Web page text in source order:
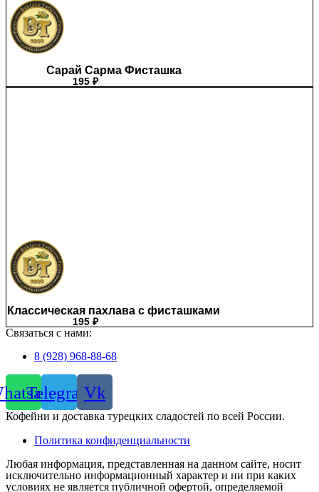
Сарай Сарма Фисташка
195 ₽
Классическая пахлава с фисташками
195 ₽
Связаться с нами:
8 (928) 968-88-68
TelegramVk
Кофейни и доставка турецких сладостей по всей России.
Политика конфиденциальности
Любая информация, представленная на данном сайте, носит
исключительно информационный характер и ни при каких
условиях не является публичной офертой, определяемой